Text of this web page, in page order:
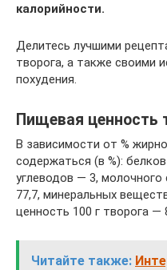
калорийности.
Делитесь лучшими
творога, а также своими
похудения.
Пищевая ценность
В зависимости от %
содержаться (в %):
углеводов — 3,
77,7, минеральных
ценность 100 г творога —
Читайте также: